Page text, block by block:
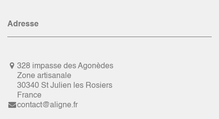
Adresse
328 impasse des Agonèdes
Zone artisanale
30340 St Julien les Rosiers
France
contact@aligne.fr